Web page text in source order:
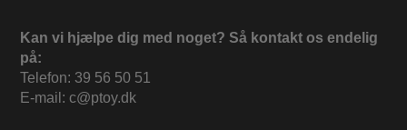
Kan vi hjælpe dig med noget? Så kontakt os endelig
på:
Telefon: 39 56 50 51
E-mail: c@ptoy.dk